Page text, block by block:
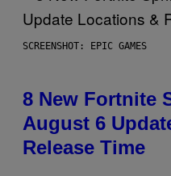
SCREENSHOT: EPIC GAMES
8 New Fortnite
August 6
Release Time